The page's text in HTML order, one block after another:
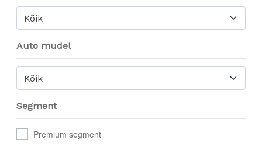
Kõik
Auto mudel
Kõik
Segment
Premium segment